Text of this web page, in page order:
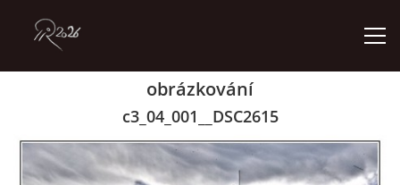
GALERIE
obrázkování
c3_04_001__DSC2615